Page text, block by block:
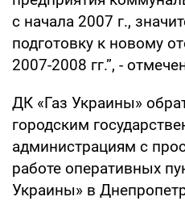
с начала 2007 г.,
подготовку к новому
2007-2008 гг.”, -
ДК «Газ Украины»
городским
администрациям с
работе оперативных
Украины» в